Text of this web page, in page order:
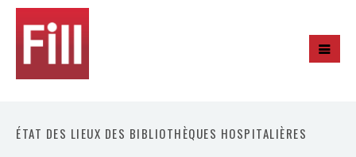
ÉTAT DES LIEUX DES BIBLIOTHÈQUES HOSPITALIÈRES